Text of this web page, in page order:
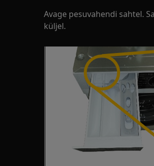
Avage pesuvahendi sahtel.
küljel.